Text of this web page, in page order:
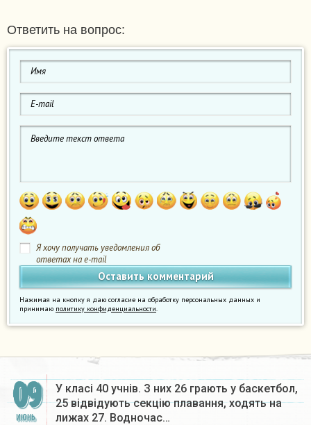
Ответить на вопрос:
Я хочу получать уведомления об
ответах на e-mail
Нажимая на кнопку я даю согласие на обработку персональных данных и
принимаю политику конфиденциальности.
09
ИЮНЬ
У класі 40 учнів. З них 26 грають у баскетбол,
25 відвідують секцію плавання, ходять на
лижах 27. Водночас…